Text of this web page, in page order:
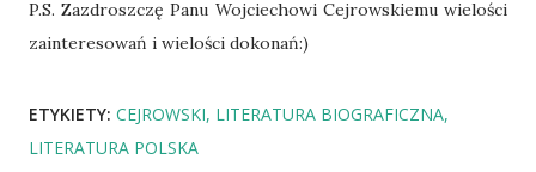
P.S. Zazdroszczę Panu Wojciechowi Cejrowskiemu wielości
zainteresowań i wielości dokonań:)
ETYKIETY: CEJROWSKI LITERATURA BIOGRAFICZNA
LITERATURA POLSKA